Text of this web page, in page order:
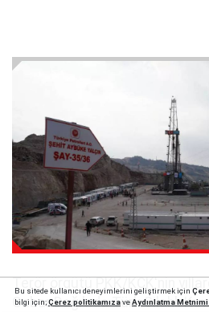
Terör örgütü PKK/KCK'nin
Gabar Dağı'nda Türk Silahlı
Bu sitede kullanıcı deneyimlerini geliştirmek için
bilgi için;Çerez politikamızaveAydınlatma